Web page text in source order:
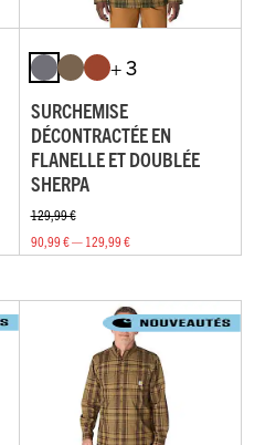
+ 3
SURCHEMISE
DÉCONTRACTÉE EN
FLANELLE ET DOUBLÉE
SHERPA
129,99 €
90,99 € — 129,99 €